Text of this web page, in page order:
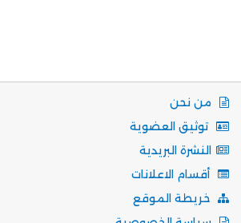
من نحن
توثيق العضوية
النشرة البريدية
أقسام الاعلانات
خريطة الموقع